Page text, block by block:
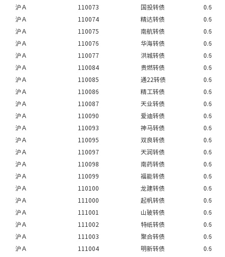
沪Ａ
110073 国投转债
0.6
沪Ａ
110074 精达转债
0.6
沪Ａ
110075 南航转债
0.6
沪Ａ
110076 华海转债
0.6
沪Ａ
110077 洪城转债
0.6
沪Ａ
110084 贵燃转债
0.6
沪Ａ
110085 通22转债
0.6
沪Ａ
110086 精工转债
0.6
沪Ａ
110087 天业转债
0.6
沪Ａ
110090 爱迪转债
0.6
沪Ａ
110093 神马转债
0.6
沪Ａ
110095 双良转债
0.6
沪Ａ
110097 天润转债
0.6
沪Ａ
110098 南药转债
0.6
沪Ａ
110099 福能转债
0.6
沪Ａ
110100 龙建转债
0.6
沪Ａ
111000 起帆转债
0.6
沪Ａ
111001 山玻转债
0.6
沪Ａ
111002 特纸转债
0.6
沪Ａ
111003 聚合转债
0.6
沪Ａ
111004 明新转债
0.6